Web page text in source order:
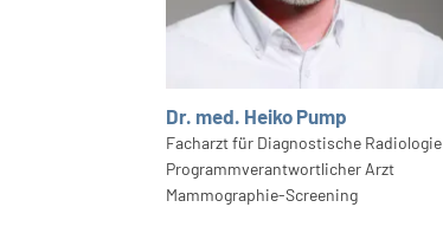
Dr. med. Heiko Pump
Facharzt für Diagnostische Radiologie
Programmverantwortlicher Arzt
Mammographie-Screening